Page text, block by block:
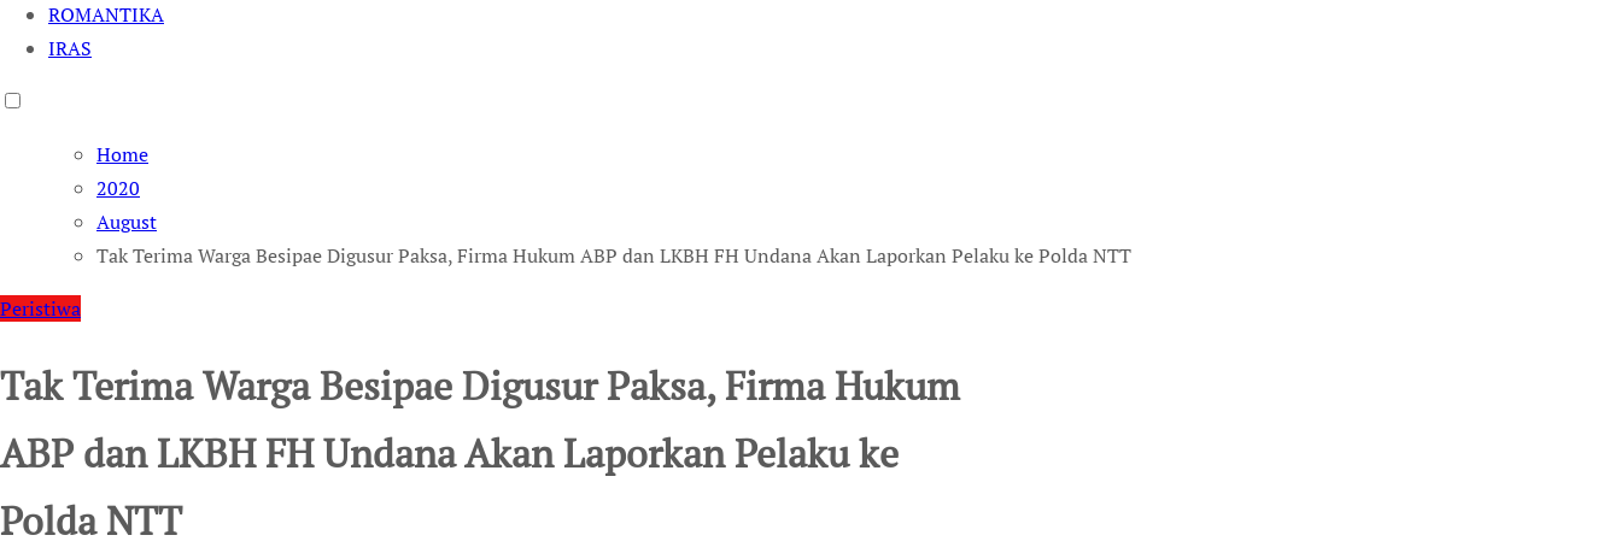
ROMANTIKA
IRAS
Home
2020
August
Tak Terima Warga Besipae Digusur Paksa, Firma Hukum ABP dan LKBH FH Undana Akan Laporkan Pelaku ke Polda NTT
Peristiwa
Tak Terima Warga Besipae Digusur Paksa, Firma Hukum
ABP dan LKBH FH Undana Akan Laporkan Pelaku ke
Polda NTT